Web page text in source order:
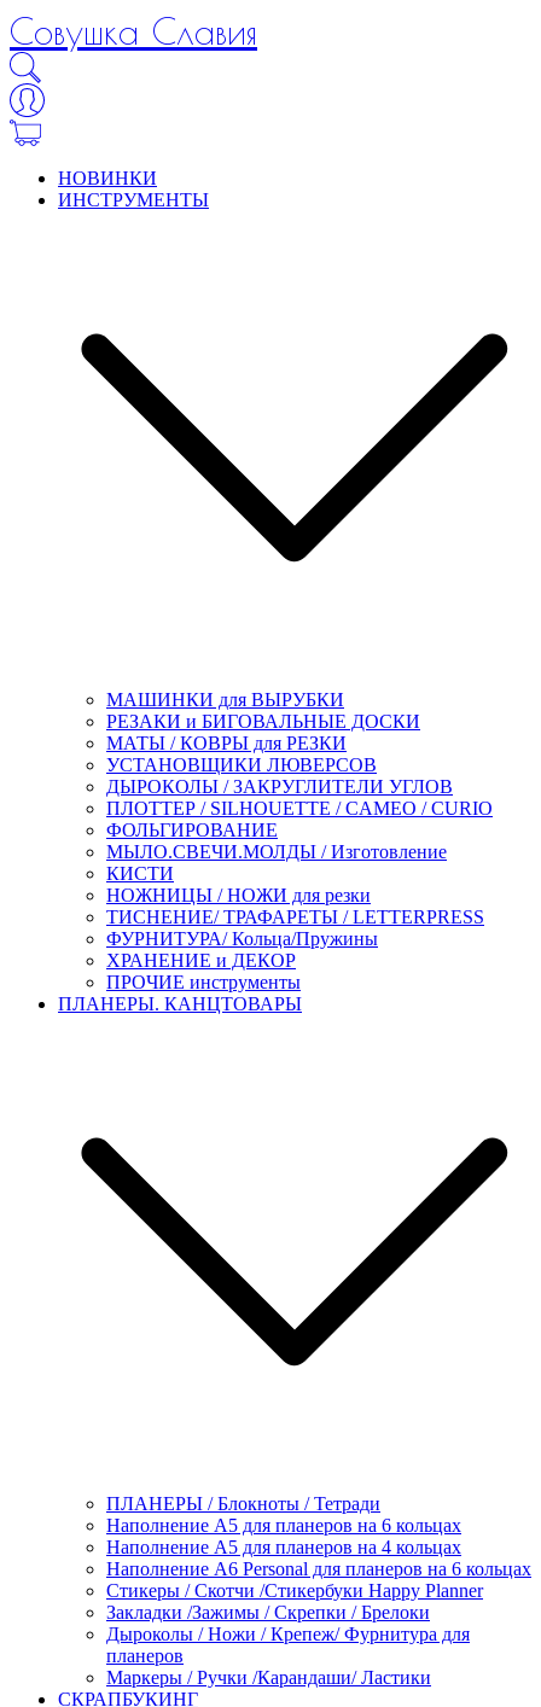
Совушка Славия
НОВИНКИ
ИНСТРУМЕНТЫ
МАШИНКИ для ВЫРУБКИ
РЕЗАКИ и БИГОВАЛЬНЫЕ ДОСКИ
МАТЫ / КОВРЫ для РЕЗКИ
УСТАНОВЩИКИ ЛЮВЕРСОВ
ДЫРОКОЛЫ / ЗАКРУГЛИТЕЛИ УГЛОВ
ПЛОТТЕР / SILHOUETTE / CAMEO / CURIO
ФОЛЬГИРОВАНИЕ
МЫЛО.СВЕЧИ.МОЛДЫ / Изготовление
КИСТИ
НОЖНИЦЫ / НОЖИ для резки
ТИСНЕНИЕ/ ТРАФАРЕТЫ / LETTERPRESS
ФУРНИТУРА/ Кольца/Пружины
ХРАНЕНИЕ и ДЕКОР
ПРОЧИЕ инструменты
ПЛАНЕРЫ. КАНЦТОВАРЫ
ПЛАНЕРЫ / Блокноты / Тетради
Наполнение А5 для планеров на 6 кольцах
Наполнение А5 для планеров на 4 кольцах
Наполнение А6 Personal для планеров на 6 кольцах
Стикеры / Скотчи /Стикербуки Happy Planner
Закладки /Зажимы / Скрепки / Брелоки
Дыроколы / Ножи / Крепеж/ Фурнитура для
планеров
Маркеры / Ручки /Карандаши/ Ластики
СКРАПБУКИНГ